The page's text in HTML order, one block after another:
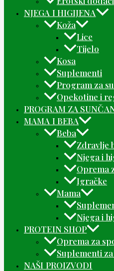
NJEGA I HIGIJENA
Koža
Lice
Tijelo
Kosa
Suplementi
Program za
Opekotine i
PROGRAM ZA
MAMA I BEBA
Beba
Zdravlje
Njega i
Oprema
Igračke
Mama
Njega i
PROTEIN SHOP
Oprema za
Suplementi
NAŠI PROIZVODI